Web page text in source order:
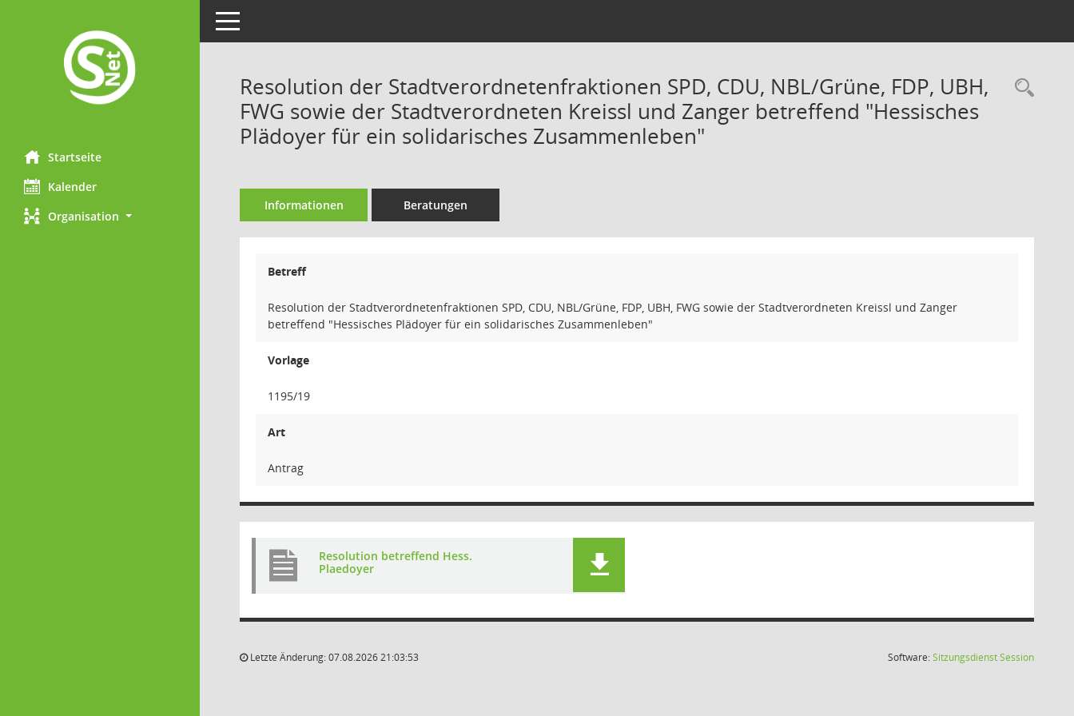
Startseite
Kalender
Organisation
Toggle navigation
Resolution der Stadtverordnetenfraktionen SPD, CDU, NBL/Grüne, FDP, UBH,
FWG sowie der Stadtverordneten Kreissl und Zanger betreffend "Hessisches
Plädoyer für ein solidarisches Zusammenleben"
Informationen Beratungen
Betreff
Resolution der Stadtverordnetenfraktionen SPD, CDU, NBL/Grüne, FDP, UBH, FWG sowie der Stadtverordneten Kreissl und Zanger
betreffend "Hessisches Plädoyer für ein solidarisches Zusammenleben"
Vorlage
1195/19
Art
Antrag
Resolution betreffend Hess.
Plaedoyer
Letzte Änderung: 07.08.2026 21:03:53 Software:SitzungsdienstSession(Wird in